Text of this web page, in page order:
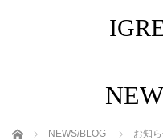
ホーム NEWS/BLOG お知